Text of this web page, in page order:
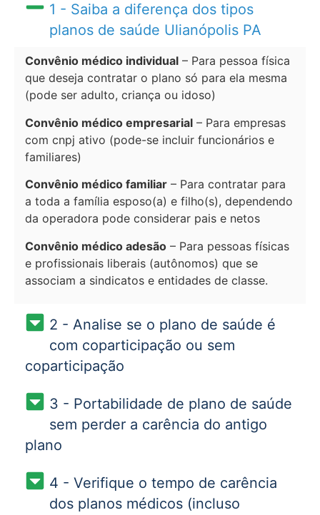
1 - Saiba a diferença dos tipos
planos de saúde Ulianópolis PA
Convênio médico individual – Para pessoa física
que deseja contratar o plano só para ela mesma
(pode ser adulto, criança ou idoso)
Convênio médico empresarial – Para empresas
com cnpj ativo (pode-se incluir funcionários e
familiares)
Convênio médico familiar – Para contratar para
a toda a família esposo(a) e filho(s), dependendo
da operadora pode considerar pais e netos
Convênio médico adesão – Para pessoas físicas
e profissionais liberais (autônomos) que se
associam a sindicatos e entidades de classe.
2 - Analise se o plano de saúde é
com coparticipação ou sem
coparticipação
3 - Portabilidade de plano de saúde
sem perder a carência do antigo
plano
4 - Verifique o tempo de carência
dos planos médicos (incluso